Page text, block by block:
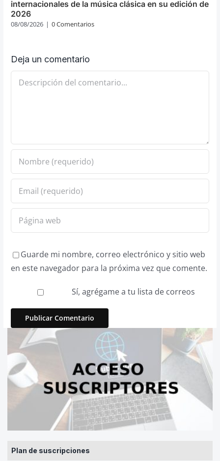
Plan de suscripciones
internacionales de la música clásica en su edición de
2026
08/08/2026 | 0 Comentarios
Deja un comentario
Comentario
Guarde mi nombre, correo electrónico y sitio web
en este navegador para la próxima vez que comente.
Sí, agrégame a tu lista de correos